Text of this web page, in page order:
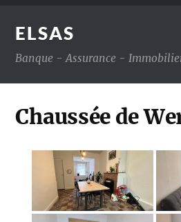
ELSAS
Banque - Assurance -
Chaussée de